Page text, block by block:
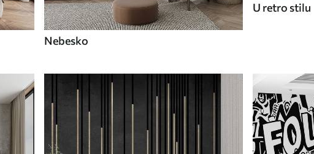
Nebesko
U retro stilu